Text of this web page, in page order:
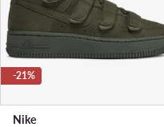
-21%
Nike